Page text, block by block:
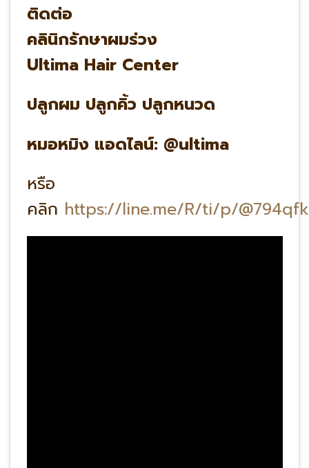
ติดต่อ
คลินิกรักษาผมร่วง
Ultima Hair Center
ปลูกผม ปลูกคิ้ว ปลูกหนวด
หมอหมิง แอดไลน์: @ultima
หรือ
คลิก https://line.me/R/ti/p/